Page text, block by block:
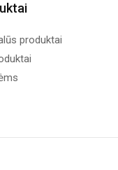
produktai